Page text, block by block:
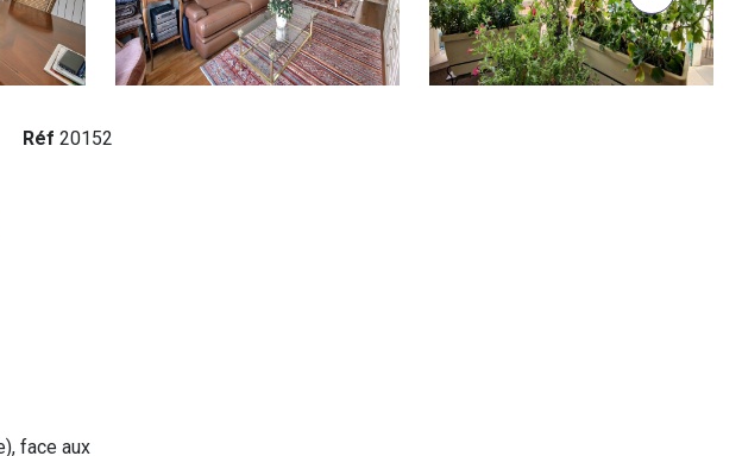
Réf 20152
face aux